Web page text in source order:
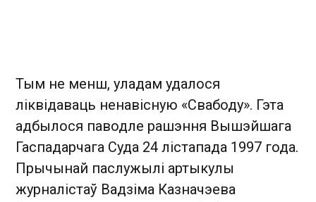
Тым не менш, уладам удалося
ліквідаваць ненавісную «Свабоду». Гэта
адбылося паводле рашэння Вышэйшага
Гаспадарчага Суда 24 лістапада 1997 года.
Прычынай паслужылі артыкулы
журналістаў Вадзіма Казначэева